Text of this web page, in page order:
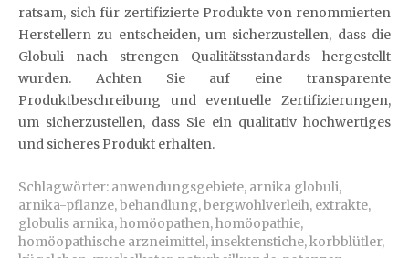
ratsam, sich für zertifizierte Produkte von renommierten
Herstellern zu entscheiden, um sicherzustellen, dass die
Globuli nach strengen Qualitätsstandards hergestellt
wurden. Achten Sie auf eine transparente
Produktbeschreibung und eventuelle Zertifizierungen,
um sicherzustellen, dass Sie ein qualitativ hochwertiges
und sicheres Produkt erhalten.
Schlagwörter: anwendungsgebiete, arnika globuli,
arnika-pflanze,behandlung,bergwohlverleih, extrakte,
globulis arnika,homöopathen,homöopathie,
homöopathische arzneimittel,insektenstiche,korbblütler,